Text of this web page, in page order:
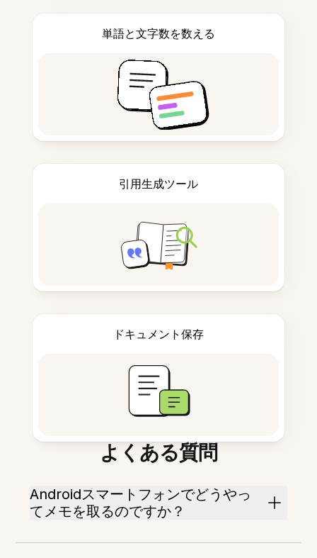
単語と文字数を数える
引用生成ツール
ドキュメント保存
よくある質問
Androidスマートフォンでどうやっ
てメモを取るのですか？